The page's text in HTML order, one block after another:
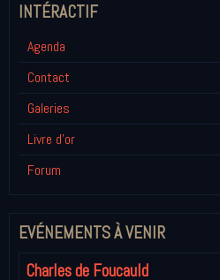
INTÉRACTIF
Agenda
Contact
Galeries
Livre d'or
Forum
EVÉNEMENTS À VENIR
Charles de Foucauld